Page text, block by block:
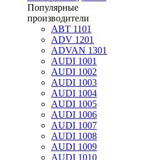
Популярные
производители
ABT 1101
ADV 1201
ADVAN 1301
AUDI 1001
AUDI 1002
AUDI 1003
AUDI 1004
AUDI 1005
AUDI 1006
AUDI 1007
AUDI 1008
AUDI 1009
AUDI 1010